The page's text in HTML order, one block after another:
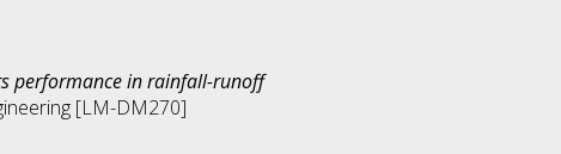
performance in rainfall-runoff
[LM-DM270]